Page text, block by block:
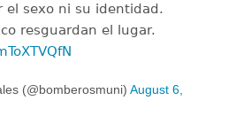
el sexo ni su identidad.
resguardan el lugar.
(@bomberosmuni) August 6,